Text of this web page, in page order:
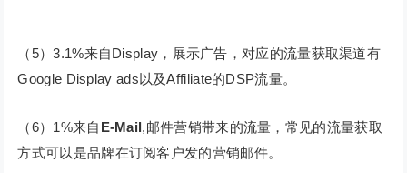
（5）3.1%来自Display，展示广告，对应的流量获取渠道有
Google Display ads以及Affiliate的DSP流量。
（6）1%来自 E-Mail,邮件营销带来的流量，常见的流量获取
方式可以是品牌在订阅客户发的营销邮件。